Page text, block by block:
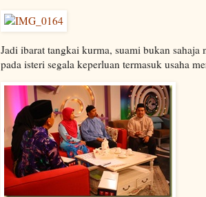
Jadi ibarat tangkai kurma, suami bukan
pada isteri segala keperluan termasuk usaha